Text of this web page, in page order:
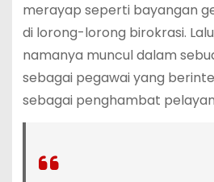
merayap seperti bayangan
di lorong-lorong birokrasi.
namanya muncul dalam
sebagai pegawai yang
sebagai penghambat